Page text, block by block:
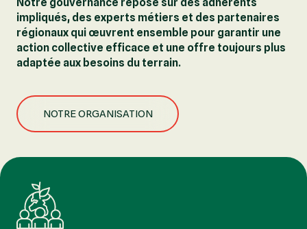
impliqués, des experts métiers et des partenaires
régionaux qui œuvrent ensemble pour garantir une
action collective efficace et une offre toujours plus
adaptée aux besoins du terrain.
NOTRE ORGANISATION